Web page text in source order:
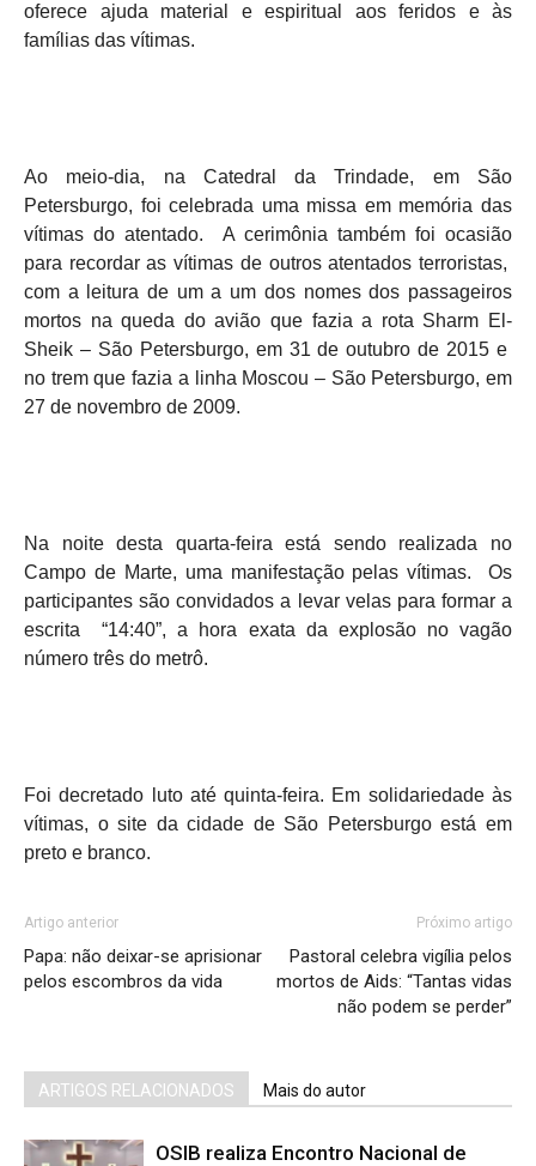
oferece ajuda material e espiritual aos feridos e às
famílias das vítimas.
Ao meio-dia, na Catedral da Trindade, em São
Petersburgo, foi celebrada uma missa em memória das
vítimas do atentado. A cerimônia também foi ocasião
para recordar as vítimas de outros atentados terroristas,
com a leitura de um a um dos nomes dos passageiros
mortos na queda do avião que fazia a rota Sharm El-
Sheik – São Petersburgo, em 31 de outubro de 2015 e
no trem que fazia a linha Moscou – São Petersburgo, em
27 de novembro de 2009.
Na noite desta quarta-feira está sendo realizada no
Campo de Marte, uma manifestação pelas vítimas. Os
participantes são convidados a levar velas para formar a
escrita “14:40”, a hora exata da explosão no vagão
número três do metrô.
Foi decretado luto até quinta-feira. Em solidariedade às
vítimas, o site da cidade de São Petersburgo está em
preto e branco.
Artigo anterior
Papa: não deixar-se aprisionar
pelos escombros da vida
Próximo artigo
Pastoral celebra vigília pelos
mortos de Aids: “Tantas vidas
não podem se perder”
ARTIGOS RELACIONADOS Mais do autor
OSIB realiza Encontro Nacional de